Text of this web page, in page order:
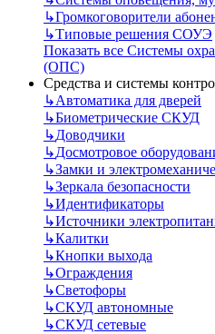
↳Громкоговорители
↳Типовые решения СОУЭ
Показать все Системы
(ОПС)
Средства и системы
↳Автоматика для дверей
↳Биометрические СКУД
↳Доводчики
↳Досмотровое
↳Замки и
↳Зеркала безопасности
↳Идентификаторы
↳Источники
↳Калитки
↳Кнопки выхода
↳Ограждения
↳Светофоры
↳СКУД автономные
↳СКУД сетевые